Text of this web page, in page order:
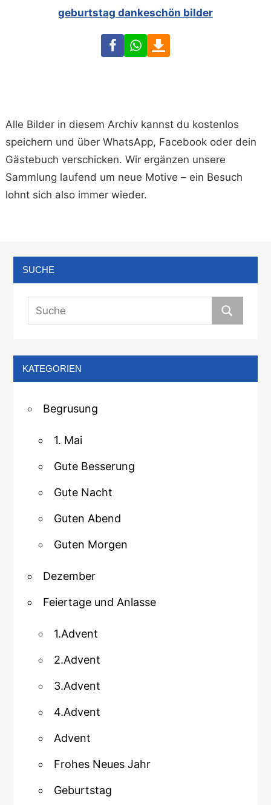
geburtstag dankeschön bilder
FacebookWhatsApp
Alle Bilder in diesem Archiv kannst du kostenlos
speichern und über WhatsApp, Facebook oder dein
Gästebuch verschicken. Wir ergänzen unsere
Sammlung laufend um neue Motive – ein Besuch
lohnt sich also immer wieder.
SUCHE
KATEGORIEN
Begrusung
1. Mai
Gute Besserung
Gute Nacht
Guten Abend
Guten Morgen
Dezember
Feiertage und Anlasse
1.Advent
2.Advent
3.Advent
4.Advent
Advent
Frohes Neues Jahr
Geburtstag